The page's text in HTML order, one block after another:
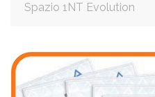
Spazio 1NT Evolution